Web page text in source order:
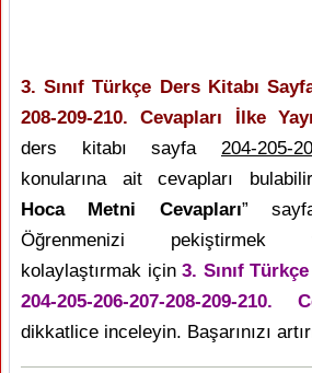
3. Sınıf Türkçe Ders Kitabı
208-209-210. Cevapları İlke
ders kitabı sayfa 204-205-
konularına ait cevapları
Hoca Metni Cevapları”
Öğrenmenizi pekiştirmek
kolaylaştırmak için3. Sınıf
204-205-206-207-208-209-210.
dikkatlice inceleyin. Başarınızı